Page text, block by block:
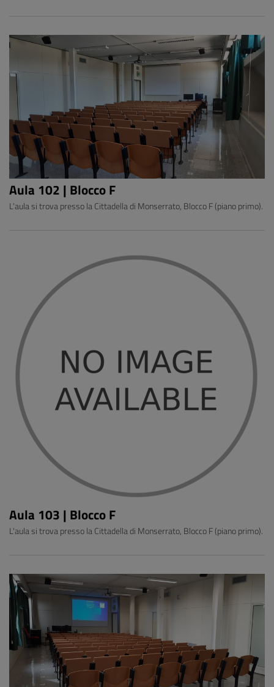
Aula 102 | Blocco F
L'aula si trova presso la Cittadella di Monserrato, Blocco F (piano primo).
Aula 103 | Blocco F
L'aula si trova presso la Cittadella di Monserrato, Blocco F (piano primo).